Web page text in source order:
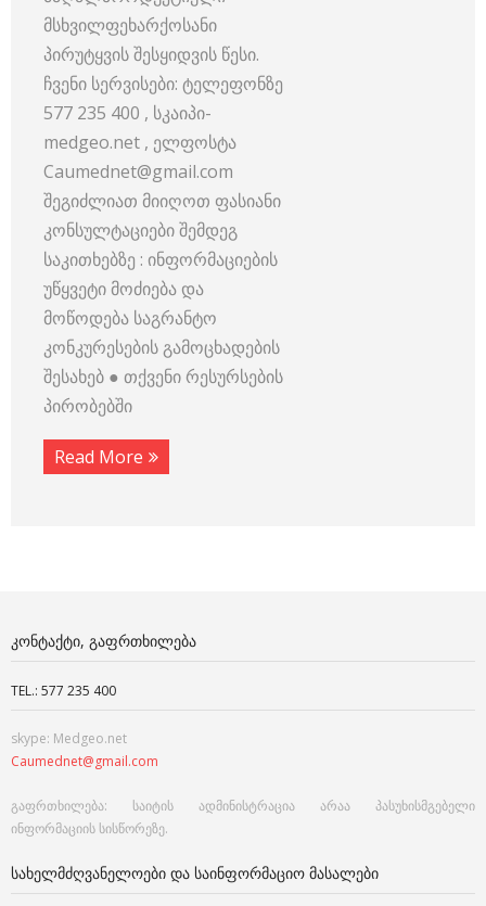
მსხვილფეხარქოსანი
პირუტყვის შესყიდვის წესი.
ჩვენი სერვისები: ტელეფონზე
577 235 400 , სკაიპი-
medgeo.net , ელფოსტა
Caumednet@gmail.com
შეგიძლიათ მიიღოთ ფასიანი
კონსულტაციები შემდეგ
საკითხებზე : ინფორმაციების
უწყვეტი მოძიება და
მოწოდება საგრანტო
კონკურესების გამოცხადების
შესახებ ● თქვენი რესურსების
პირობებში
Read More
ᲙᲝᲜᲢᲐᲥᲢᲘ, ᲒᲐᲤᲠᲗᲮᲘᲚᲔᲑᲐ
TEL.: 577 235 400
skype: Medgeo.net
Caumednet@gmail.com
გაფრთხილება: საიტის ადმინისტრაცია არაა პასუხისმგებელი
ინფორმაციის სისწორეზე.
ᲡᲐᲮᲔᲚᲛᲫᲦᲕᲐᲜᲔᲚᲝᲔᲑᲘ ᲓᲐ ᲡᲐᲘᲜᲤᲝᲠᲛᲐᲪᲘᲝ ᲛᲐᲡᲐᲚᲔᲑᲘ